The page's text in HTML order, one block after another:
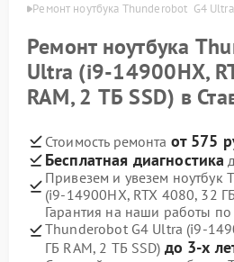
Ремонт ноутбука Thunderobot  G4
Ремонт ноутбука
Ultra (i9-14900HX,
RAM, 2 ТБ SSD) в
Стоимость ремонта от 575
Бесплатная диагностика
Привезем и увезем ноутбук
(i9-14900HX, RTX 4080, 32
Гарантия на наши работы по
Thunderobot G4 Ultra (i9-
ГБ RAM, 2 ТБ SSD) до 3-х